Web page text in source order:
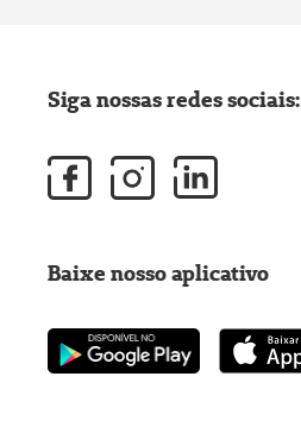
Siga nossas redes sociais:
Baixe nosso aplicativo